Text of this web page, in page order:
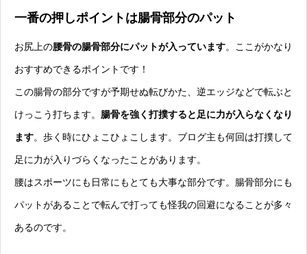
一番の押しポイントは腸骨部分のパット
お尻上の腰骨の腸骨部分にパットが入っています。ここがかなり
おすすめできるポイントです！
この腸骨の部分ですが予期せぬ転びかた、逆エッジなどで転ぶと
けっこう打ちます。 腸骨を強く打撲すると足に力が入らなくなり
ます。歩く時にひょこひょこします。ブログ主も何回は打撲して
足に力が入りづらくなったことがあります。
腰はスポーツにも日常にもとても大事な部分です。腸骨部分にも
パットがあることで転んで打っても怪我の回避になることが多々
あるのです。